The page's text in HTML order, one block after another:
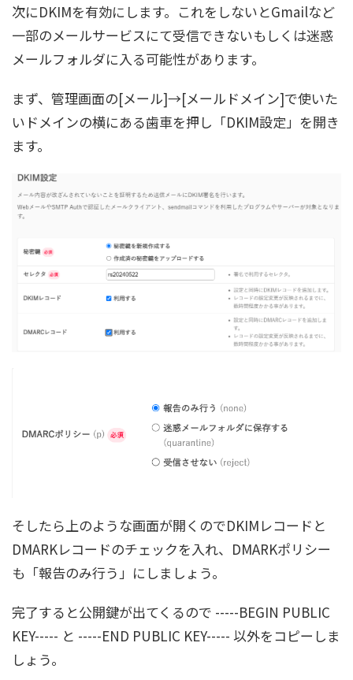
次にDKIMを有効にします。これをしないとGmailなど
一部のメールサービスにて受信できないもしくは迷惑
メールフォルダに入る可能性があります。
まず、管理画面の[メール]→[メールドメイン]で使いた
いドメインの横にある歯車を押し「DKIM設定」を開き
ます。
そしたら上のような画面が開くのでDKIMレコードと
DMARKレコードのチェックを入れ、DMARKポリシー
も「報告のみ行う」にしましょう。
完了すると公開鍵が出てくるので -----BEGIN PUBLIC
KEY----- と -----END PUBLIC KEY----- 以外をコピーしま
しょう。